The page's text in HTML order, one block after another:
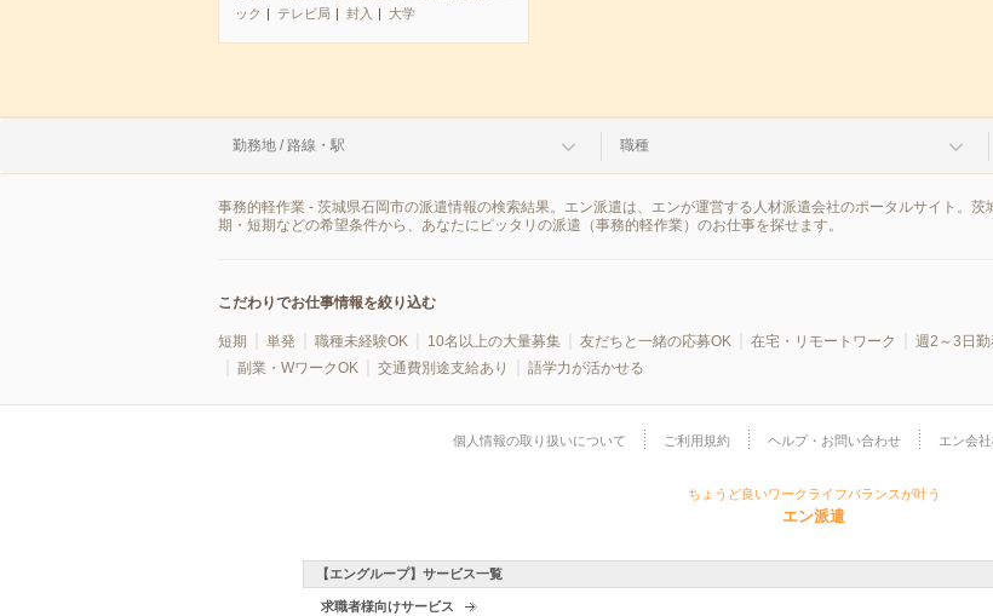
ック
テレビ局 封入 大学
勤務地 / 路線・駅 職種
事務的軽作業 - 茨城県石岡市の派遣情報の検索結果。エン派遣は、エンが運営する人材派遣会社のポータルサイト。
期・短期などの希望条件から、あなたにピッタリの派遣（事務的軽作業）のお仕事を探せます。
こだわりでお仕事情報を絞り込む
短期 単発 職種未経験OK 10名以上の大量募集 友だちと一緒の応募OK 在宅・リモートワーク 週2～3日勤
副業・WワークOK
交通費別途支給あり 語学力が活かせる
個人情報の取り扱いについて ご利用規約 ヘルプ・お問い合わせ エン会
ちょうど良いワークライフバランスが叶う
エン派遣
【エングループ】サービス一覧
求職者様向けサービス